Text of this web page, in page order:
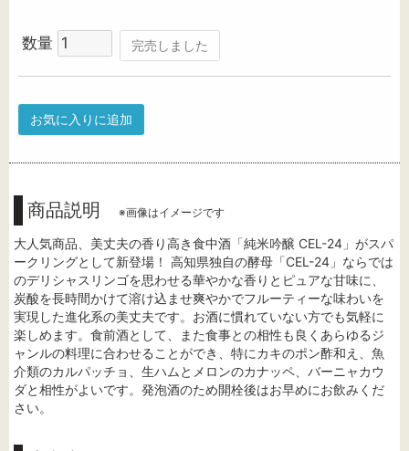
数量 完売しました
お気に入りに追加
商品説明 ※画像はイメージです
大人気商品、美丈夫の香り高き食中酒「純米吟醸 CEL-24」がスパ
ークリングとして新登場！ 高知県独自の酵母「CEL-24」ならでは
のデリシャスリンゴを思わせる華やかな香りとピュアな甘味に、
炭酸を長時間かけて溶け込ませ爽やかでフルーティーな味わいを
実現した進化系の美丈夫です。お酒に慣れていない方でも気軽に
楽しめます。食前酒として、また食事との相性も良くあらゆるジ
ャンルの料理に合わせることができ、特にカキのポン酢和え、魚
介類のカルパッチョ、生ハムとメロンのカナッペ、バーニャカウ
ダと相性がよいです。発泡酒のため開栓後はお早めにお飲みくだ
さい。